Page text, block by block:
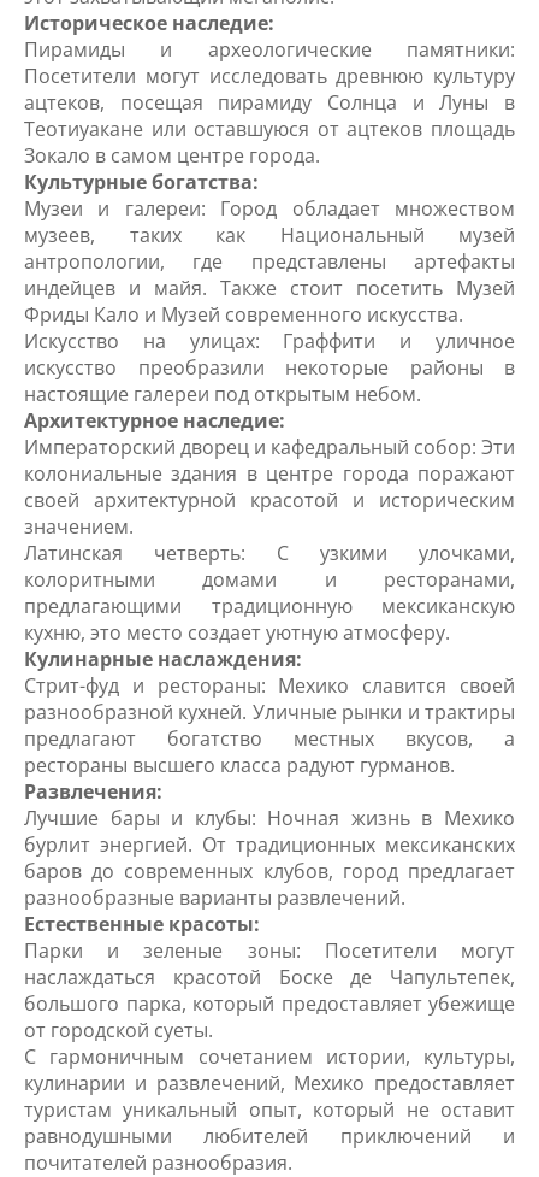
Историческое наследие:
Пирамиды и археологические памятники:
Посетители могут исследовать древнюю культуру
ацтеков, посещая пирамиду Солнца и Луны в
Теотиуакане или оставшуюся от ацтеков площадь
Зокало в самом центре города.
Культурные богатства:
Музеи и галереи: Город обладает множеством
музеев, таких как Национальный музей
антропологии, где представлены артефакты
индейцев и майя. Также стоит посетить Музей
Фриды Кало и Музей современного искусства.
Искусство на улицах: Граффити и уличное
искусство преобразили некоторые районы в
настоящие галереи под открытым небом.
Архитектурное наследие:
Императорский дворец и кафедральный собор: Эти
колониальные здания в центре города поражают
своей архитектурной красотой и историческим
значением.
Латинская четверть: С узкими улочками,
колоритными домами и ресторанами,
предлагающими традиционную мексиканскую
кухню, это место создает уютную атмосферу.
Кулинарные наслаждения:
Стрит-фуд и рестораны: Мехико славится своей
разнообразной кухней. Уличные рынки и трактиры
предлагают богатство местных вкусов, а
рестораны высшего класса радуют гурманов.
Развлечения:
Лучшие бары и клубы: Ночная жизнь в Мехико
бурлит энергией. От традиционных мексиканских
баров до современных клубов, город предлагает
разнообразные варианты развлечений.
Естественные красоты:
Парки и зеленые зоны: Посетители могут
наслаждаться красотой Боске де Чапультепек,
большого парка, который предоставляет убежище
от городской суеты.
С гармоничным сочетанием истории, культуры,
кулинарии и развлечений, Мехико предоставляет
туристам уникальный опыт, который не оставит
равнодушными любителей приключений и
почитателей разнообразия.